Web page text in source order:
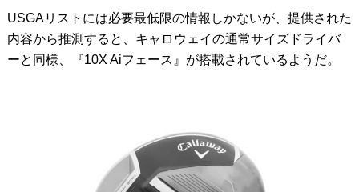
USGAリストには必要最低限の情報しかないが、提供された
内容から推測すると、キャロウェイの通常サイズドライバ
ーと同様、『10X Aiフェース』が搭載されているようだ。